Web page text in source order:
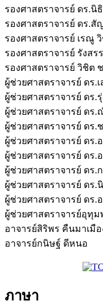
รองศาสตราจารย์ ด
รองศาสตราจารย์
รองศาสตราจารย์
รองศาสตราจารย์
รองศาสตราจารย์ วิ
ผู้ช่วยศาสตราจารย์ ด
ผู้ช่วยศาสตราจารย์
ผู้ช่วยศาสตราจารย์ ดร
ผู้ช่วยศาสตราจารย์
ผู้ช่วยศาสตราจารย์
ผู้ช่วยศาสตราจารย์ ด
ผู้ช่วยศาสตราจารย์
ผู้ช่วยศาสตราจารย์ ด
ผู้ช่วยศาสตราจารย์ ด
ผู้ช่วยศาสตราจารย์
อาจารย์สิริพร คื
อาจารย์กนิษฐ์
ภาษา